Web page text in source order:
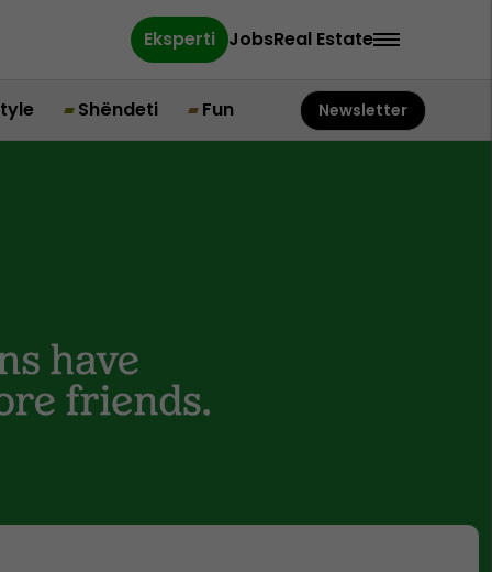
Eksperti JobsReal Estate
Shëndeti Fun Newsletter